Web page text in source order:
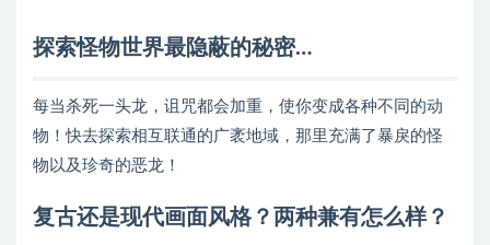
探索怪物世界最隐蔽的秘密…
每当杀死一头龙，诅咒都会加重，使你变成各种不同的动
物！快去探索相互联通的广袤地域，那里充满了暴戾的怪
物以及珍奇的恶龙！
复古还是现代画面风格？两种兼有怎么样？